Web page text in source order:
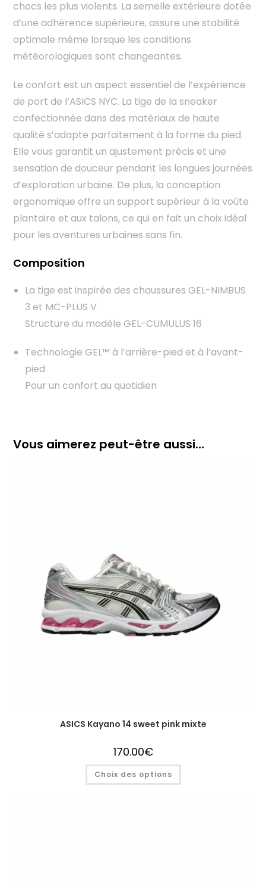
chocs les plus violents. La semelle extérieure dotée
d’une adhérence supérieure, assure une stabilité
optimale même lorsque les conditions
météorologiques sont changeantes.
Le confort est un aspect essentiel de l’expérience
de port de l’ASICS NYC. La tige de la sneaker
confectionnée dans des matériaux de haute
qualité s’adapte parfaitement à la forme du pied.
Elle vous garantit un ajustement précis et une
sensation de douceur pendant les longues journées
d’exploration urbaine. De plus, la conception
ergonomique offre un support supérieur à la voûte
plantaire et aux talons, ce qui en fait un choix idéal
pour les aventures urbaines sans fin.
Composition
La tige est inspirée des chaussures GEL-NIMBUS
3 et MC-PLUS V
Structure du modèle GEL-CUMULUS 16
Technologie GEL™ à l’arrière-pied et à l’avant-
pied
Pour un confort au quotidien
Vous aimerez peut-être aussi…
ASICS Kayano 14 sweet pink mixte
170.00€
Choix des options